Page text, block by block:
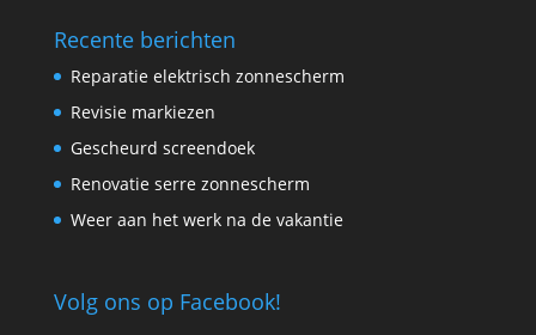
Recente berichten
Reparatie elektrisch zonnescherm
Revisie markiezen
Gescheurd screendoek
Renovatie serre zonnescherm
Weer aan het werk na de vakantie
Volg ons op Facebook!